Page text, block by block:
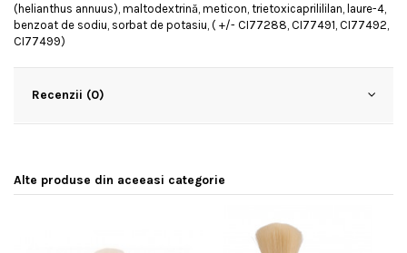
(helianthus annuus), maltodextrină, meticon, trietoxicaprilililan, laure-4,
benzoat de sodiu, sorbat de potasiu, ( +/- CI77288, CI77491, CI77492,
CI77499)
Recenzii (0)
Alte produse din aceeasi categorie